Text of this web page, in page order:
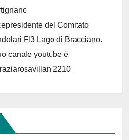
del Comitato
Fl3 Lago di Bracciano.
canale youtube è